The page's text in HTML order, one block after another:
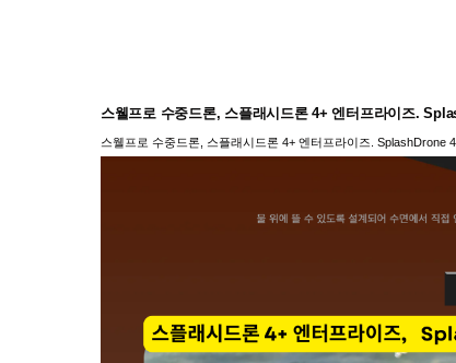
스웰프로 수중드론, 스플래시드론 4+ 엔터프라이즈.
스웰프로 수중드론, 스플래시드론 4+ 엔터프라이즈. SplashDrone